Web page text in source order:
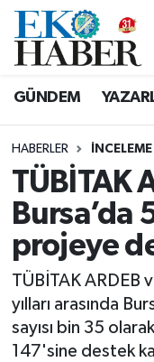
GÜNDEM
HABERLER İNCELEME
TÜBİTAK
Bursa’da
projeye
TÜBİTAK
yılları arasında
sayısı bin 35
147'sine destek
Hava Durumu
Süper Lig
Tüm
Son Dakika
Haber Arşivi